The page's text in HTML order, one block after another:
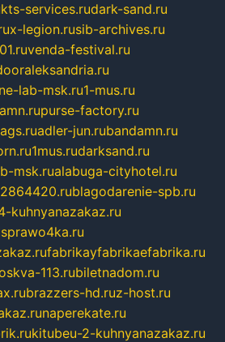
kts-services.rudark-sand.ru
x-legion.rusib-archives.ru
venda-festival.ru
lab-msk.ru1-mus.ru
purse-factory.ru
adler-jun.rubandamn.ru
1mus.rudarksand.ru
msk.rualabuga-cityhotel.ru
2864420.rublagodarenie-spb.ru
kuhnyanazakaz.ru
fabrikayfabrikaefabrika.ru
113.rubiletnadom.ru
brazzers-hd.ruz-host.ru
naperekate.ru
kitubeu-2-kuhnyanazakaz.ru